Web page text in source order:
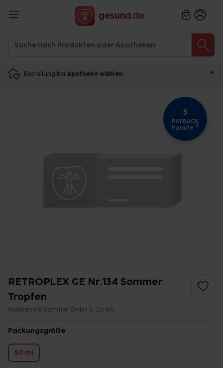
Bestellung bei Apotheke wählen
5
PAYBACK
Punkte 4
RETROPLEX GE Nr.134 Sommer
Tropfen
Hofmann & Sommer GmbH & Co. KG
Packungsgröße
50 ml